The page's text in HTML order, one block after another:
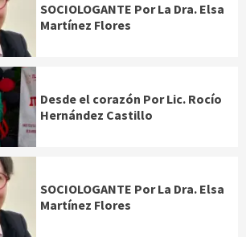
SOCIOLOGANTE Por La Dra. Elsa
Martínez Flores
Desde el corazón Por Lic. Rocío
Hernández Castillo
SOCIOLOGANTE Por La Dra. Elsa
Martínez Flores